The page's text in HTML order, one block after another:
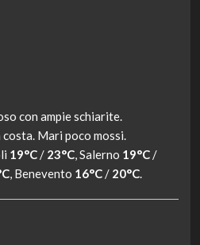
con ampie schiarite.
Mari poco mossi.
19°C/ 23°C, Salerno 19°C/
, Benevento 16°C/ 20°C.